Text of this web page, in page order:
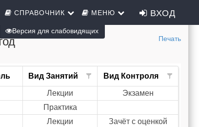
СПРАВОЧНИК МЕНЮ ВХОД
Печать
Вид Занятий Вид Контроля
Лекции
Экзамен
Практика
Лекции
Зачёт с оценкой
Версия для слабовидящих